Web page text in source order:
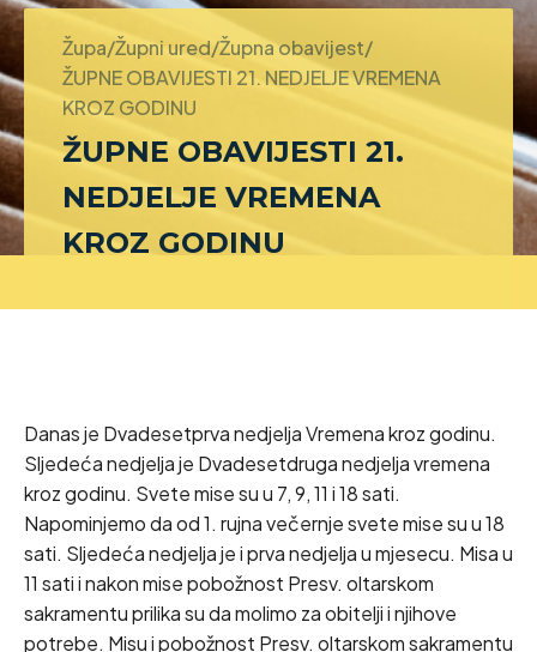
Župa/Župni ured/Župna obavijest/
ŽUPNE OBAVIJESTI 21. NEDJELJE VREMENA
KROZ GODINU
ŽUPNE OBAVIJESTI 21.
NEDJELJE VREMENA
KROZ GODINU
Danas je Dvadesetprva nedjelja Vremena kroz godinu.
Sljedeća nedjelja je Dvadesetdruga nedjelja vremena
kroz godinu. Svete mise su u 7, 9, 11 i 18 sati.
Napominjemo da od 1. rujna večernje svete mise su u 18
sati. Sljedeća nedjelja je i prva nedjelja u mjesecu. Misa u
11 sati i nakon mise pobožnost Presv. oltarskom
sakramentu prilika su da molimo za obitelji i njihove
potrebe. Misu i pobožnost Presv. oltarskom sakramentu